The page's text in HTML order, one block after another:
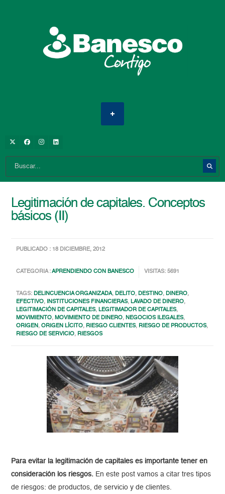
Legitimación de capitales. Conceptos
básicos (II)
PUBLICADO : 18 DICIEMBRE, 2012
CATEGORIA :APRENDIENDO CON BANESCO VISITAS: 5691
TAGS:DELINCUENCIA ORGANIZADA,DELITO,DESTINO,DINERO,
EFECTIVO, INSTITUCIONES FINANCIERAS,LAVADO DE DINERO,
LEGITIMACIÓN DE CAPITALES,LEGITIMADOR DE CAPITALES,
MOVIMIENTO,MOVIMIENTO DE DINERO,NEGOCIOS ILEGALES,
ORIGEN,ORIGEN LÍCITO, RIESGO CLIENTES, RIESGO DE PRODUCTOS,
RIESGO DE SERVICIO, RIESGOS
Para evitar la legitimación de capitales es importante tener en
consideración los riesgos. En este post vamos a citar tres tipos
de riesgos: de productos, de servicio y de clientes.